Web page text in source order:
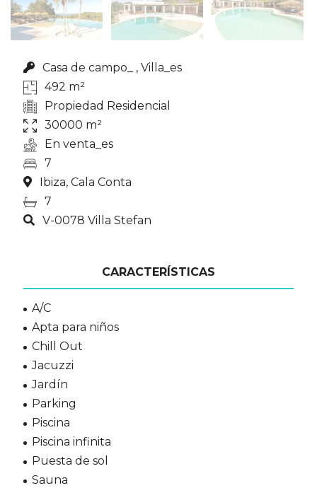
Casa de campo_ , Villa_es
492 m²
Propiedad Residencial
30000 m²
En venta_es
7
Ibiza, Cala Conta
7
V-0078 Villa Stefan
CARACTERÍSTICAS
A/C
Apta para niños
Chill Out
Jacuzzi
Jardín
Parking
Piscina
Piscina infinita
Puesta de sol
Sauna